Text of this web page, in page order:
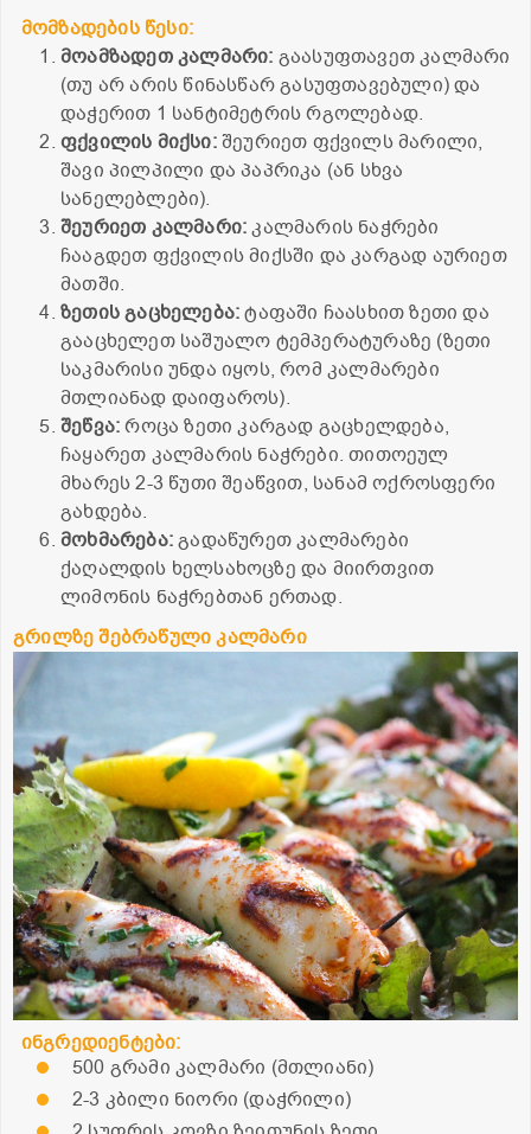
მომზადების წესი:
მოამზადეთ კალმარი: გაასუფთავეთ კალმარი
(თუ არ არის წინასწარ გასუფთავებული) და
დაჭერით 1 სანტიმეტრის რგოლებად.
ფქვილის მიქსი:შეურიეთ ფქვილს მარილი,
შავი პილპილი და პაპრიკა (ან სხვა
სანელებლები).
შეურიეთ კალმარი:კალმარის ნაჭრები
ჩააგდეთ ფქვილის მიქსში და კარგად აურიეთ
მათში.
ზეთის გაცხელება:ტაფაში ჩაასხით ზეთი და
გააცხელეთ საშუალო ტემპერატურაზე (ზეთი
საკმარისი უნდა იყოს, რომ კალმარები
მთლიანად დაიფაროს).
შეწვა:როცა ზეთი კარგად გაცხელდება,
ჩაყარეთ კალმარის ნაჭრები. თითოეულ
მხარეს 2-3 წუთი შეაწვით, სანამ ოქროსფერი
გახდება.
მოხმარება:გადაწურეთ კალმარები
ქაღალდის ხელსახოცზე და მიირთვით
ლიმონის ნაჭრებთან ერთად.
გრილზე შებრაწული კალმარი
ინგრედიენტები:
500 გრამი კალმარი (მთლიანი)
2-3 კბილი ნიორი (დაჭრილი)